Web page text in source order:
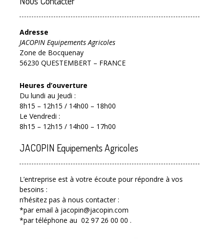
Adresse
JACOPIN Equipements Agricoles
Zone de Bocquenay
56230 QUESTEMBERT – FRANCE
Heures d’ouverture
Du lundi au Jeudi :
8h15 – 12h15 / 14h00 – 18h00
Le Vendredi :
8h15 – 12h15 / 14h00 – 17h00
JACOPIN Equipements Agricoles
L’entreprise est à votre écoute pour répondre à vos
besoins :
n’hésitez pas à nous contacter :
*par email à jacopin@jacopin.com
*par téléphone au 02 97 26 00 00 .